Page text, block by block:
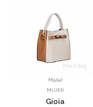
M9242
MUJER
Gioia